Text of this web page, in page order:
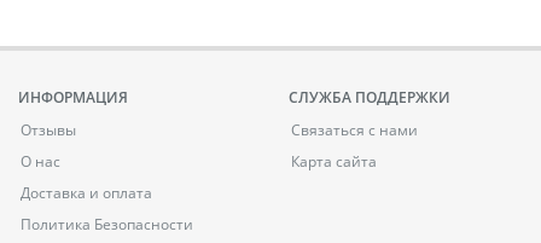
ИНФОРМАЦИЯ
Отзывы
О нас
Доставка и оплата
Политика Безопасности
СЛУЖБА ПОДДЕРЖКИ
Связаться с нами
Карта сайта